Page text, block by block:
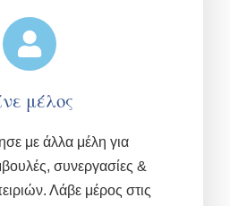
μέλος
με άλλα μέλη για
συνεργασίες &
Λάβε μέρος στις